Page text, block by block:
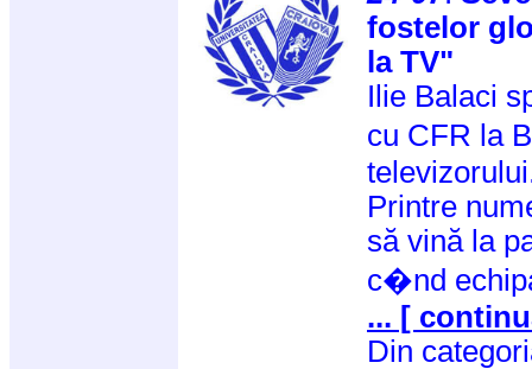
fostelor
la TV"
Ilie Balaci
cu CFR la
Printre
să vină la
c�nd
... [
Din